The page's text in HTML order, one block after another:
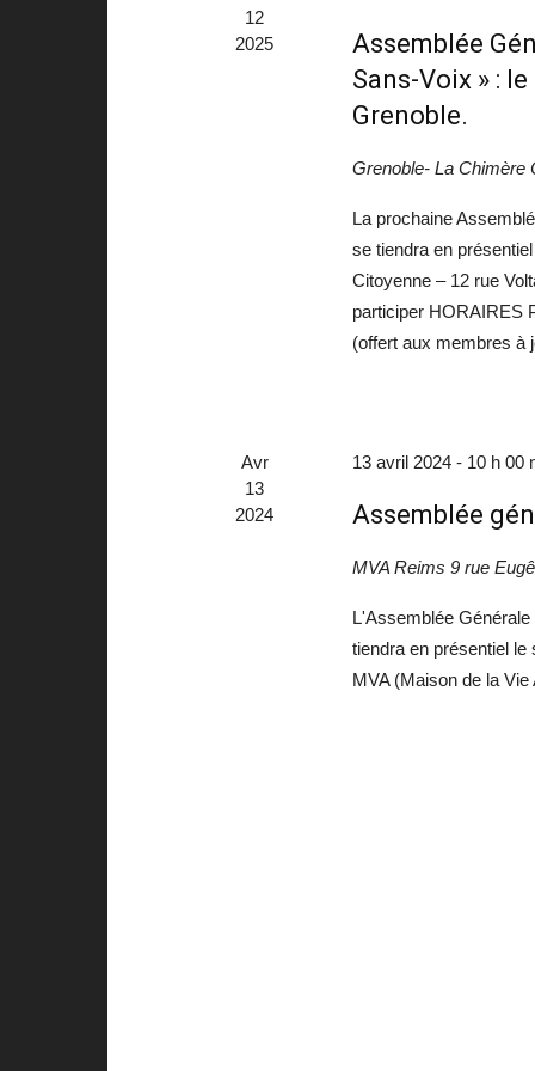
12
2025
Assemblée
Sans-Voix » :
Grenoble.
Grenoble- La Chimère
La prochaine
se tiendra en
Citoyenne – 12 rue
participer HORAIRES
(offert aux membres à
Avr
13
2024
13 avril 2024 - 10 h 00
Assemblée
MVA Reims 9 rue
L'Assemblée Générale
tiendra en présentiel le
MVA (Maison de la